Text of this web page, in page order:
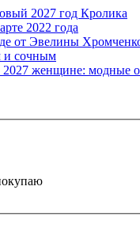
2027 год Кролика
2022 года
от Эвелины
и сочным
2027 женщине: модные